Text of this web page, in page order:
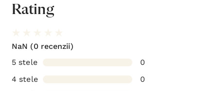
Rating
NaN (0 recenzii)
5 stele
0
4 stele
0